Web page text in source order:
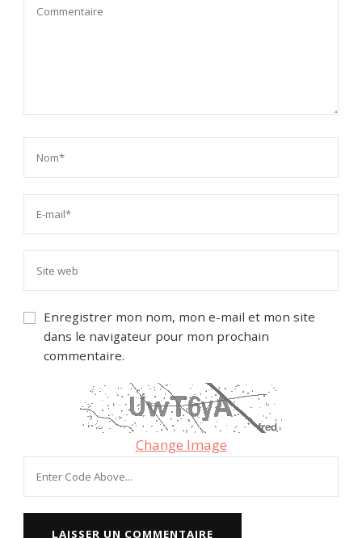
Enregistrer mon nom, mon e-mail et mon site
dans le navigateur pour mon prochain
commentaire.
Change Image